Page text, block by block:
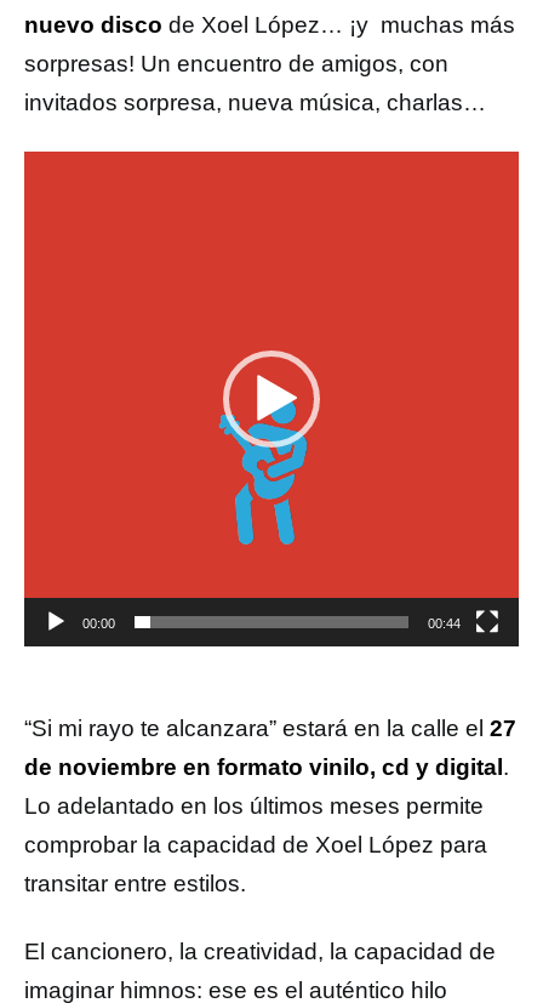
nuevo disco de Xoel López… ¡y muchas más
sorpresas! Un encuentro de amigos, con
invitados sorpresa, nueva música, charlas…
00:00 00:44
“Si mi rayo te alcanzara” estará en la calle el 27
de noviembre en formato vinilo, cd y digital .
Lo adelantado en los últimos meses permite
comprobar la capacidad de Xoel López para
transitar entre estilos.
El cancionero, la creatividad, la capacidad de
imaginar himnos: ese es el auténtico hilo